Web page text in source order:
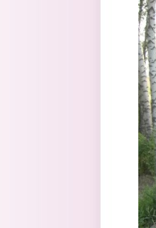
Перейти к основному